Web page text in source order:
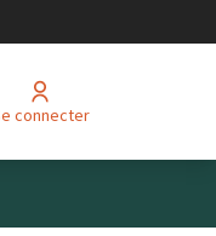
Se connecter